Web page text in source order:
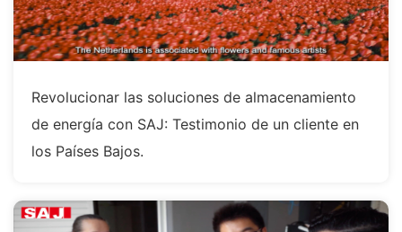
Revolucionar las soluciones de almacenamiento
de energía con SAJ: Testimonio de un cliente en
los Países Bajos.